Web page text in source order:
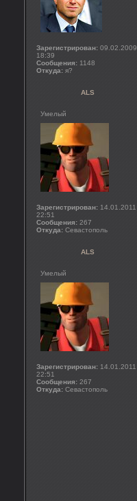
Зарегистрирован: 09.02.2009
18:39
Сообщения: 1148
Откуда: я?
ALS
Умелый
Зарегистрирован: 14.01.2011
22:51
Сообщения: 267
Откуда: Севастополь
ALS
Умелый
Зарегистрирован: 14.01.2011
22:51
Сообщения: 267
Откуда: Севастополь